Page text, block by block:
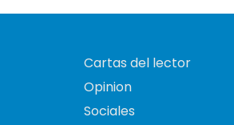
Cartas del lector
Opinion
Sociales